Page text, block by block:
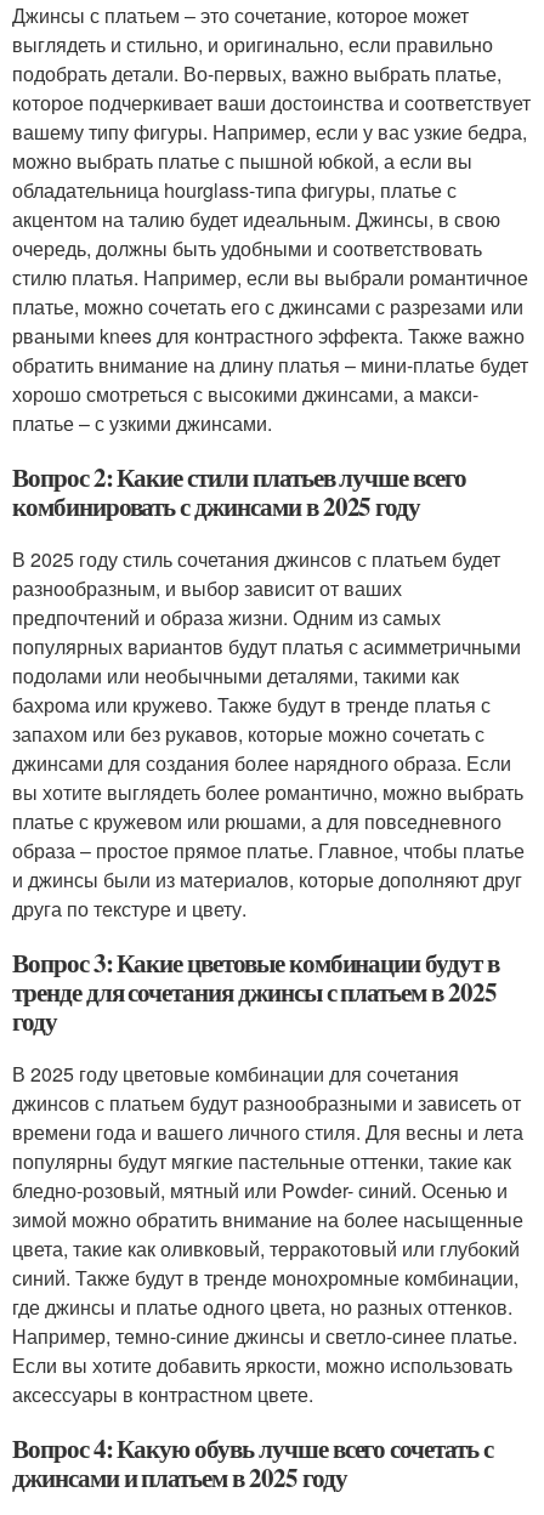
Джинсы с платьем – это сочетание, которое может
выглядеть и стильно, и оригинально, если правильно
подобрать детали. Во-первых, важно выбрать платье,
которое подчеркивает ваши достоинства и соответствует
вашему типу фигуры. Например, если у вас узкие бедра,
можно выбрать платье с пышной юбкой, а если вы
обладательница hourglass-типа фигуры, платье с
акцентом на талию будет идеальным. Джинсы, в свою
очередь, должны быть удобными и соответствовать
стилю платья. Например, если вы выбрали романтичное
платье, можно сочетать его с джинсами с разрезами или
рваными knees для контрастного эффекта. Также важно
обратить внимание на длину платья – мини-платье будет
хорошо смотреться с высокими джинсами, а макси-
платье – с узкими джинсами.
Вопрос 2: Какие стили платьев лучше всего
комбинировать с джинсами в 2025 году
В 2025 году стиль сочетания джинсов с платьем будет
разнообразным, и выбор зависит от ваших
предпочтений и образа жизни. Одним из самых
популярных вариантов будут платья с асимметричными
подолами или необычными деталями, такими как
бахрома или кружево. Также будут в тренде платья с
запахом или без рукавов, которые можно сочетать с
джинсами для создания более нарядного образа. Если
вы хотите выглядеть более романтично, можно выбрать
платье с кружевом или рюшами, а для повседневного
образа – простое прямое платье. Главное, чтобы платье
и джинсы были из материалов, которые дополняют друг
друга по текстуре и цвету.
Вопрос 3: Какие цветовые комбинации будут в
тренде для сочетания джинсы с платьем в 2025
году
В 2025 году цветовые комбинации для сочетания
джинсов с платьем будут разнообразными и зависеть от
времени года и вашего личного стиля. Для весны и лета
популярны будут мягкие пастельные оттенки, такие как
бледно-розовый, мятный или Powder- синий. Осенью и
зимой можно обратить внимание на более насыщенные
цвета, такие как оливковый, терракотовый или глубокий
синий. Также будут в тренде монохромные комбинации,
где джинсы и платье одного цвета, но разных оттенков.
Например, темно-синие джинсы и светло-синее платье.
Если вы хотите добавить яркости, можно использовать
аксессуары в контрастном цвете.
Вопрос 4: Какую обувь лучше всего сочетать с
джинсами и платьем в 2025 году